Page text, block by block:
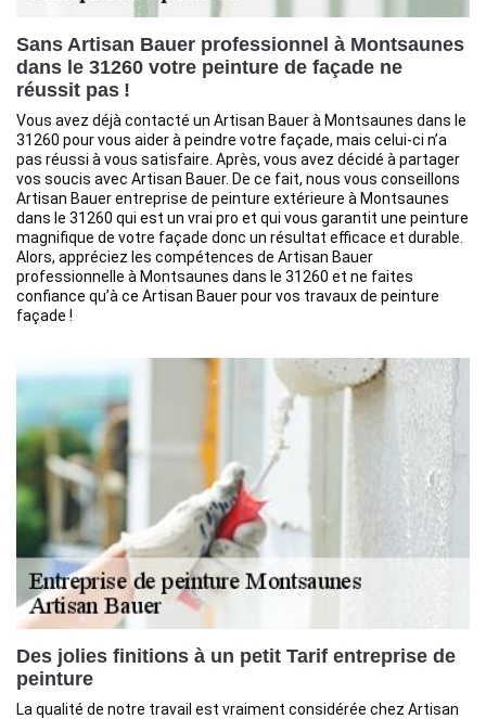
Sans Artisan Bauer professionnel à Montsaunes
dans le 31260 votre peinture de façade ne
réussit pas !
Vous avez déjà contacté un Artisan Bauer à Montsaunes dans le
31260 pour vous aider à peindre votre façade, mais celui-ci n’a
pas réussi à vous satisfaire. Après, vous avez décidé à partager
vos soucis avec Artisan Bauer. De ce fait, nous vous conseillons
Artisan Bauer entreprise de peinture extérieure à Montsaunes
dans le 31260 qui est un vrai pro et qui vous garantit une peinture
magnifique de votre façade donc un résultat efficace et durable.
Alors, appréciez les compétences de Artisan Bauer
professionnelle à Montsaunes dans le 31260 et ne faites
confiance qu’à ce Artisan Bauer pour vos travaux de peinture
façade !
Des jolies finitions à un petit Tarif entreprise de
peinture
La qualité de notre travail est vraiment considérée chez Artisan